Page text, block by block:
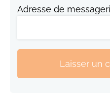
Adresse de
Laisser un